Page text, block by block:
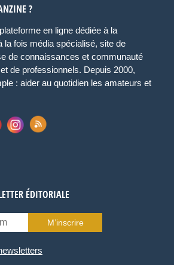
?
en ligne dédiée à la
la fois média spécialisé, site de
de connaissances et communauté
de professionnels. Depuis 2000,
: aider au quotidien les amateurs et
ÉDITORIALE
M’inscrire